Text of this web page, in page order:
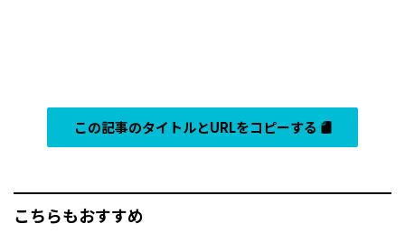
この記事のタイトルとURLをコピーする
こちらもおすすめ